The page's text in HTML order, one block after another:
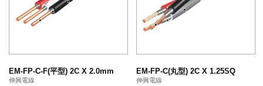
EM-FP-C-F(平型) 2C X 2.0mm
伸興電線
EM-FP-C(丸型) 2C X 1.25SQ
伸興電線